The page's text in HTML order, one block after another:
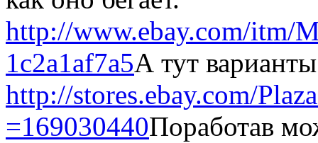
http://www.ebay.com/itm/
1c2a1af7a5А тут
http://stores.ebay.com/
=169030440Поработав